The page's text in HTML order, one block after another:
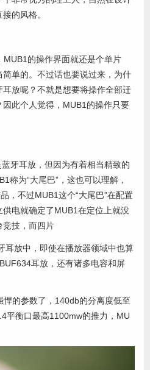
的风格。
的操作界面就还是个单片
单的。不过话也要说过来，为什
放呢？不就是想要将操作全部迁
此个人觉得，MUB1的操作只要
牙耳放，但因为有着相当精致的
称为“大尾巴”，这也可以理解，
，不过MUB1这个“大尾巴”在配置
供电就确定了MUB1在定位上就没
竞技，而四片
耳放中，即使在播放器领域中也算
耳放，还有诸多电容和屏
的参数了，140db的分离度低至
平衡口最高1100mw的推力，MU